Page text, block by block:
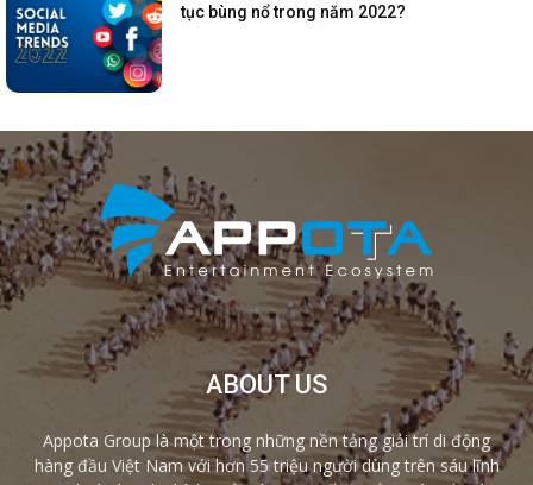
tục bùng nổ trong năm 2022?
ABOUT US
Appota Group là một trong những nền tảng giải trí di động
hàng đầu Việt Nam với hơn 55 triệu người dùng trên sáu lĩnh